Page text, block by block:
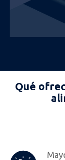
Qué